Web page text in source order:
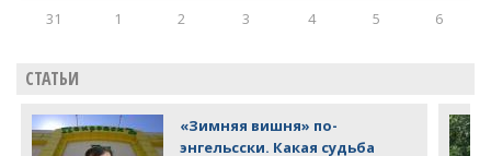
31
1 2 3 4 5 6
СТАТЬИ
«Зимняя вишня» по-
энгельсски. Какая судьба